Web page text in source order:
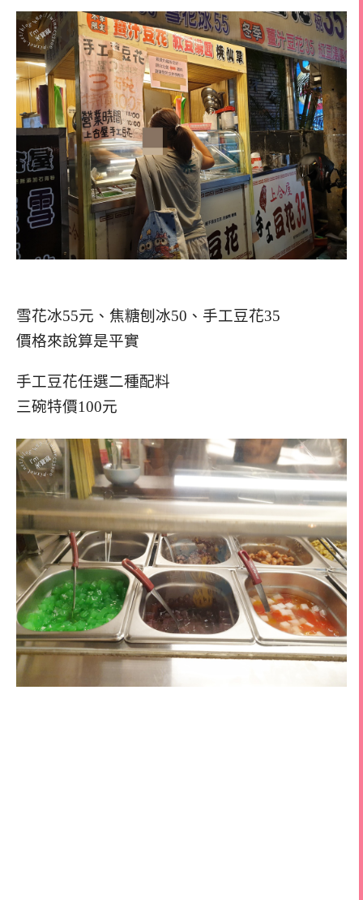
雪花冰55元、焦糖刨冰50、手工豆花35
價格來說算是平實
手工豆花任選二種配料
三碗特價100元